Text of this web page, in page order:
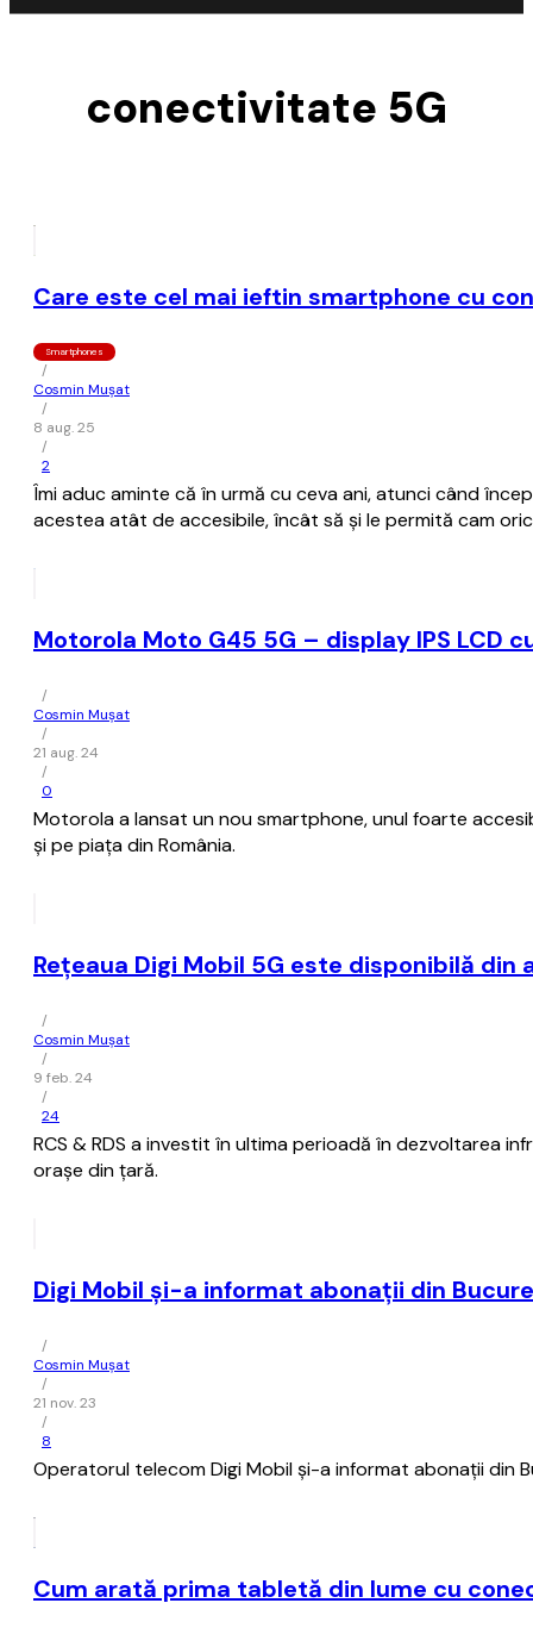
conectivitate 5G
Care este cel mai ieftin smartphone cu
Smartphones
/
Cosmin Mușat
/
8 aug. 25
/
2
Îmi aduc aminte că în urmă cu ceva ani, atunci când
acestea atât de accesibile, încât să şi le permită cam
Motorola Moto G45 5G – display IPS LCD
/
Cosmin Mușat
/
21 aug. 24
/
0
Motorola a lansat un nou smartphone, unul foarte
şi pe piaţa din România.
Reţeaua Digi Mobil 5G este disponibilă
/
Cosmin Mușat
/
9 feb. 24
/
24
RCS & RDS a investit în ultima perioadă în dezvoltarea
oraşe din ţară.
Digi Mobil şi-a informat abonaţii din
/
Cosmin Mușat
/
21 nov. 23
/
8
Operatorul telecom Digi Mobil şi-a informat abonaţii din
Cum arată prima tabletă din lume cu